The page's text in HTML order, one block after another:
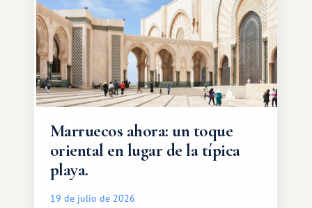
Marruecos ahora: un toque
oriental en lugar de la típica
playa.
19 de julio de 2026